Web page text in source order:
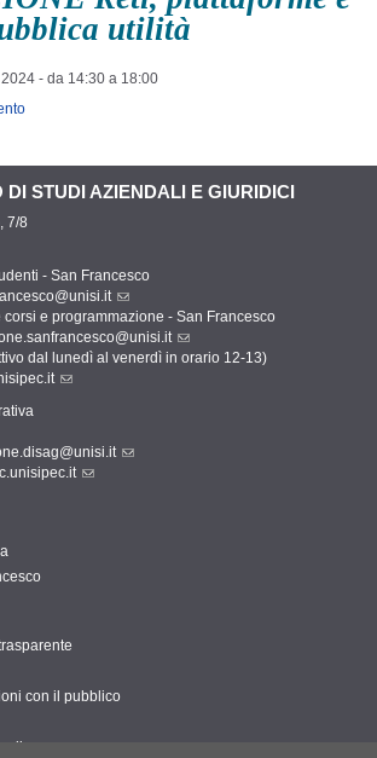
utilità
- da 14:30 a 18:00
DI STUDI AZIENDALI E GIURIDICI
7/8
- San Francesco
e programmazione - San Francesco
dal lunedì al venerdì in orario 12-13)
con il pubblico